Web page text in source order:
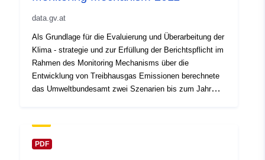
data.gv.at
Als Grundlage für die Evaluierung und Überarbeitung der
Klima - strategie und zur Erfüllung der Berichtspflicht im
Rahmen des Monitoring Mechanisms über die
Entwicklung von Treibhausgas Emissionen berechnete
das Umweltbundesamt zwei Szenarien bis zum Jahr
Szenario “with additional measures” beinhaltet
zusätzliche innerhalb der Energiestrategie Österreich
PDF